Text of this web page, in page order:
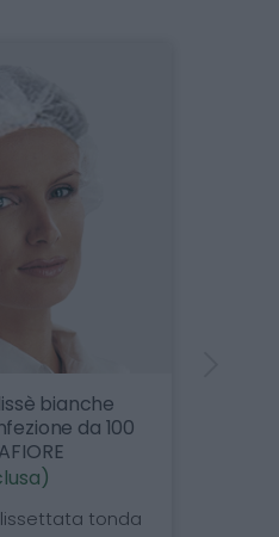
Cuscino antidecubito
d'aria a micro